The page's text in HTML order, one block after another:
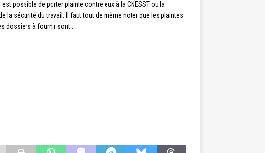
possible de porter plainte contre eux à la CNESST ou la
la sécurité du travail. Il faut tout de même noter que les plaintes
dossiers à fournir sont :